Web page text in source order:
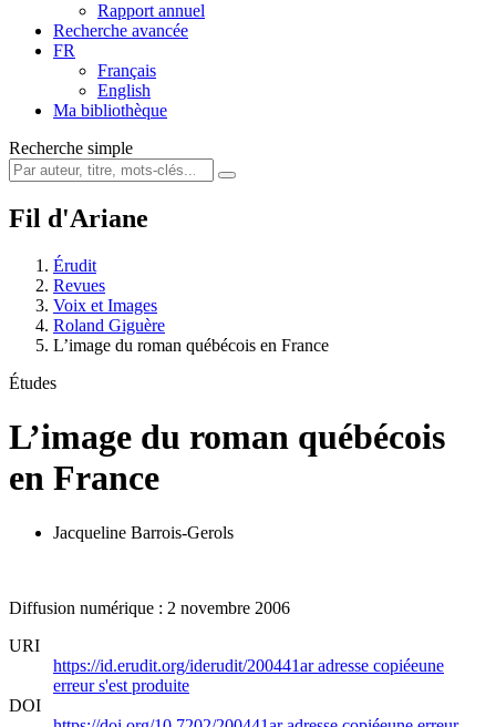
Rapport annuel
Recherche avancée
FR
Français
English
Ma bibliothèque
Recherche simple
Fil d'Ariane
Érudit
Revues
Voix et Images
Roland Giguère
L’image du roman québécois en France
Études
L’image du roman québécois
en France
Jacqueline Barrois-Gerols
Diffusion numérique : 2 novembre 2006
URI
https://id.erudit.org/iderudit/200441aradresse copiéeune
erreur s'est produite
DOI